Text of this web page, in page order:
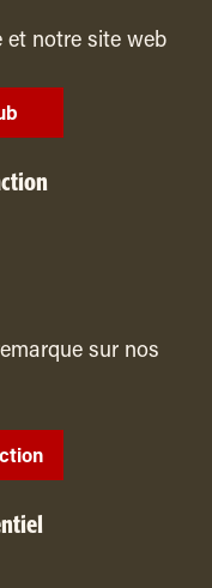
et notre site web
sur nos